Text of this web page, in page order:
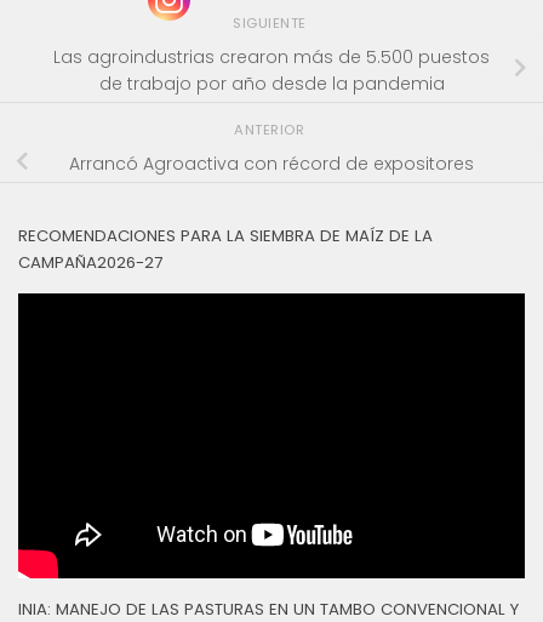
SIGUIENTE
Las agroindustrias crearon más de 5.500 puestos
de trabajo por año desde la pandemia
ANTERIOR
Arrancó Agroactiva con récord de expositores
RECOMENDACIONES PARA LA SIEMBRA DE MAÍZ DE LA
CAMPAÑA2026-27
INIA: MANEJO DE LAS PASTURAS EN UN TAMBO CONVENCIONAL Y